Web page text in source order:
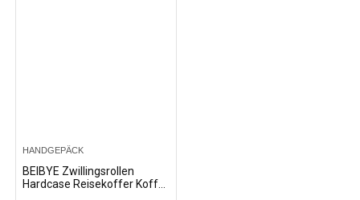
HANDGEPÄCK
BEIBYE Zwillingsrollen
Hardcase Reisekoffer Koffer